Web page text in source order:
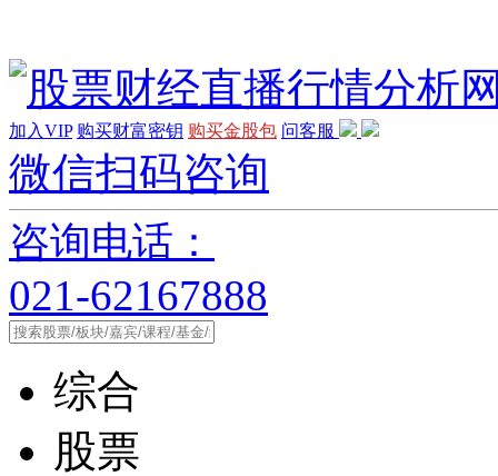
加入VIP 购买财富密钥 购买金股包 问客服
微信扫码咨询
咨询电话：
021-62167888
综合
股票